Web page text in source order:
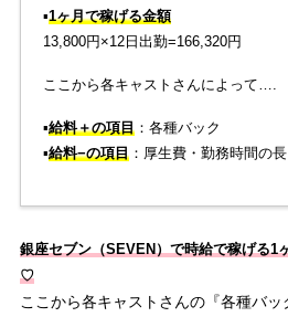
▪️1ヶ月で稼げる金額
13,800円×12日出勤=166,320円
ここから各キャストさんによって….
▪️給料＋の項目：各種バック
▪️給料−の項目：厚生費・勤務時間の長
銀座セブン（SEVEN） で時給で稼げる1
♡
ここから各キャストさんの『各種バ